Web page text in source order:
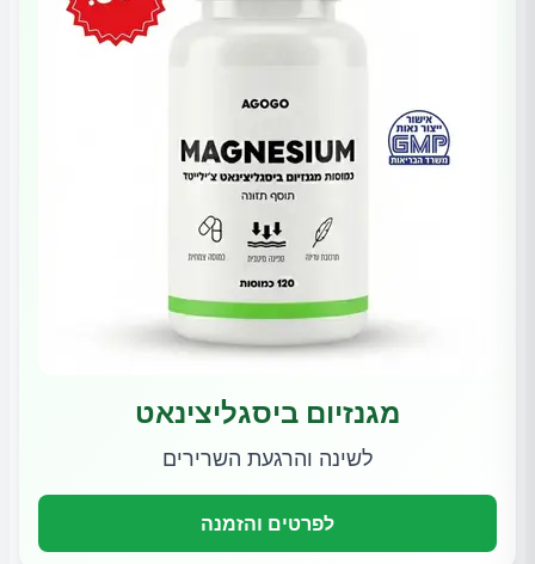
מגנזיום ביסגליצינאט
לשינה והרגעת השרירים
לפרטים והזמנה